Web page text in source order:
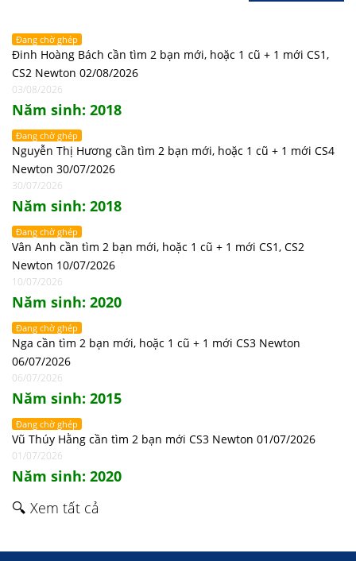
Đang chờ ghép
Đinh Hoàng Bách cần tìm 2 bạn mới, hoặc 1 cũ + 1 mới CS1,
CS2 Newton 02/08/2026
03/08/2026
Năm sinh: 2018
Đang chờ ghép
Nguyễn Thị Hương cần tìm 2 bạn mới, hoặc 1 cũ + 1 mới CS4
Newton 30/07/2026
30/07/2026
Năm sinh: 2018
Đang chờ ghép
Vân Anh cần tìm 2 bạn mới, hoặc 1 cũ + 1 mới CS1, CS2
Newton 10/07/2026
10/07/2026
Năm sinh: 2020
Đang chờ ghép
Nga cần tìm 2 bạn mới, hoặc 1 cũ + 1 mới CS3 Newton
06/07/2026
06/07/2026
Năm sinh: 2015
Đang chờ ghép
Vũ Thúy Hằng cần tìm 2 bạn mới CS3 Newton 01/07/2026
01/07/2026
Năm sinh: 2020
🔍 Xem tất cả